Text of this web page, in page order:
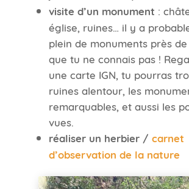
visite d’un monument :
église, ruines… il y a
plein de monuments près
que tu ne connais pas !
une carte IGN, tu pourras
ruines alentour, les
remarquables, et aussi les
vues.
réaliser un herbier / carnet
d’observation de la nature